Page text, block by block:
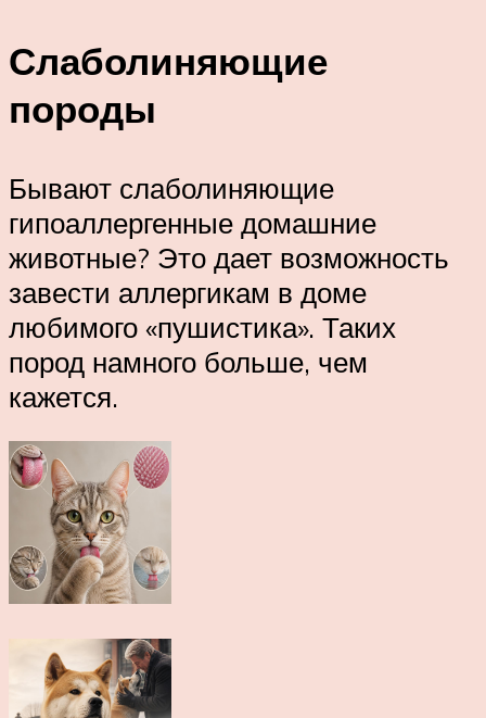
Слаболиняющие
породы
Бывают слаболиняющие
гипоаллергенные домашние
животные? Это дает возможность
завести аллергикам в доме
любимого «пушистика». Таких
пород намного больше, чем
кажется.